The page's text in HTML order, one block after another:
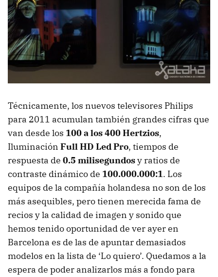
Técnicamente, los nuevos televisores Philips
para 2011 acumulan también grandes cifras que
van desde los 100 a los 400 Hertzios,
Iluminación Full HD Led Pro, tiempos de
respuesta de 0.5 milisegundosy ratios de
contraste dinámico de 100.000.000:1. Los
equipos de la compañía holandesa no son de los
más asequibles, pero tienen merecida fama de
recios y la calidad de imagen y sonido que
hemos tenido oportunidad de ver ayer en
Barcelona es de las de apuntar demasiados
modelos en la lista de ‘Lo quiero’. Quedamos a la
espera de poder analizarlos más a fondo para